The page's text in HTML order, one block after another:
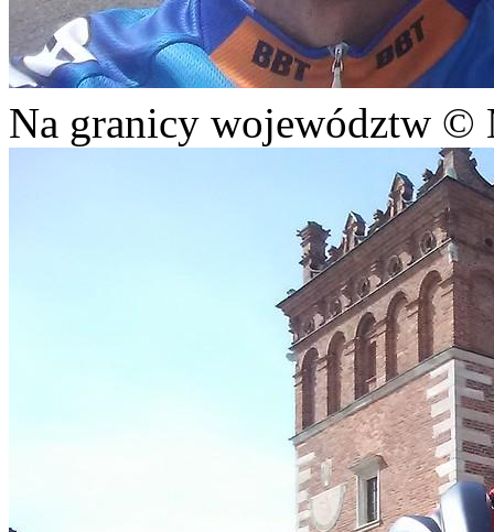
Na granicy województw ©